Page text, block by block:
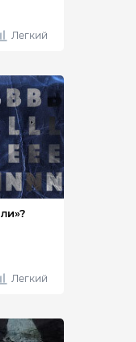
Легкий
Легкий